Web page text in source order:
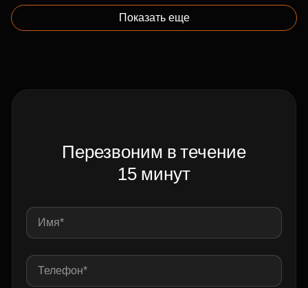
Показать еще
Перезвоним в течение
15 минут